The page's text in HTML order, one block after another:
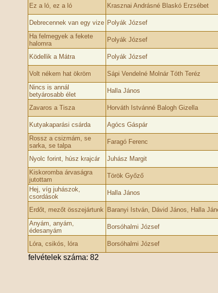
Ez a ló, ez a ló Krasznai Andrásné Blaskó Erzsébet
Debrecennek van egy vize Polyák József
Ha felmegyek a fekete
halomra
Polyák József
Ködellik a Mátra Polyák József
Volt nékem hat ökröm
Sápi Vendelné Molnár Tóth Teréz
Nincs is annál
betyárosabb élet
Halla János
Zavaros a Tisza Horváth Istvánné Balogh Gizella
Kutyakaparási csárda
Agócs Gáspár
Rossz a csizmám, se
sarka, se talpa
Faragó Ferenc
Nyolc forint, húsz krajcár
Juhász Margit
Kiskoromba árvaságra
jutottam
Török Győző
Hej, víg juhászok,
csordások
Halla János
Erdőt, mezőt összejártunk
Baranyi István, Dávid János, Halla
Anyám, anyám,
édesanyám
Borsóhalmi József
Lóra, csikós, lóra Borsóhalmi József
felvételek száma: 82